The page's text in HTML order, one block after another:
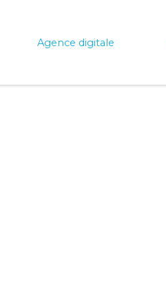
Agence digitale